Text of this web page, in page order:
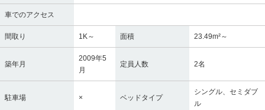
車でのアクセス
間取り 1K～ 面積 23.49m²～
築年月
2009年5
月
定員人数 2名
駐車場 × ベッドタイプ
シングル、セミダブ
ル